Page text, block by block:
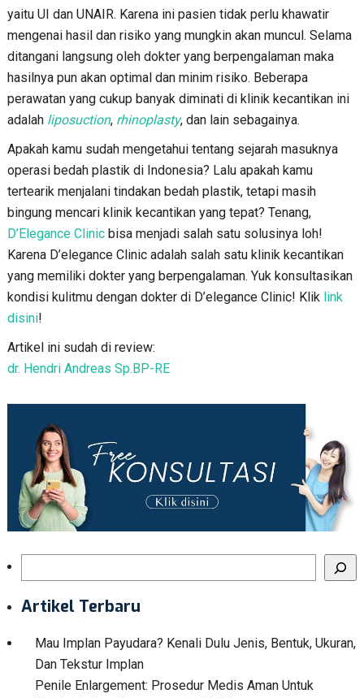
yaitu UI dan UNAIR. Karena ini pasien tidak perlu khawatir
mengenai hasil dan risiko yang mungkin akan muncul. Selama
ditangani langsung oleh dokter yang berpengalaman maka
hasilnya pun akan optimal dan minim risiko. Beberapa
perawatan yang cukup banyak diminati di klinik kecantikan ini
adalah liposuction, rhinoplasty, dan lain sebagainya.
Apakah kamu sudah mengetahui tentang sejarah masuknya
operasi bedah plastik di Indonesia? Lalu apakah kamu
tertearik menjalani tindakan bedah plastik, tetapi masih
bingung mencari klinik kecantikan yang tepat? Tenang,
D’Elegance Clinicbisa menjadi salah satu solusinya loh!
Karena D’elegance Clinic adalah salah satu klinik kecantikan
yang memiliki dokter yang berpengalaman. Yuk konsultasikan
kondisi kulitmu dengan dokter di D’elegance Clinic! Klik link
disini!
Artikel ini sudah di review:
dr. Hendri Andreas Sp.BP-RE
Artikel Terbaru
Mau Implan Payudara? Kenali Dulu Jenis, Bentuk, Ukuran,
Dan Tekstur Implan
Penile Enlargement: Prosedur Medis Aman Untuk